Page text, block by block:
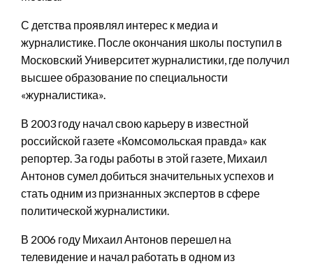
С детства проявлял интерес к медиа и
журналистике. После окончания школы поступил в
Московский Университет журналистики, где получил
высшее образование по специальности
«журналистика».
В 2003 году начал свою карьеру в известной
российской газете «Комсомольская правда» как
репортер. За годы работы в этой газете, Михаил
Антонов сумел добиться значительных успехов и
стать одним из признанных экспертов в сфере
политической журналистики.
В 2006 году Михаил Антонов перешел на
телевидение и начал работать в одном из